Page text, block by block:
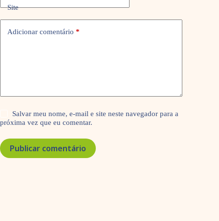
Site
Adicionar comentário *
Salvar meu nome, e-mail e site neste navegador para a
próxima vez que eu comentar.
Publicar comentário